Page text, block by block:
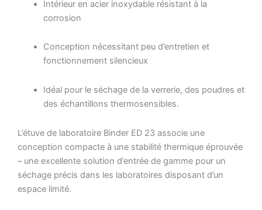
Intérieur en acier inoxydable résistant à la
corrosion
Conception nécessitant peu d’entretien et
fonctionnement silencieux
Idéal pour le séchage de la verrerie, des poudres et
des échantillons thermosensibles.
L’étuve de laboratoire Binder ED 23 associe une
conception compacte à une stabilité thermique éprouvée
– une excellente solution d’entrée de gamme pour un
séchage précis dans les laboratoires disposant d’un
espace limité.